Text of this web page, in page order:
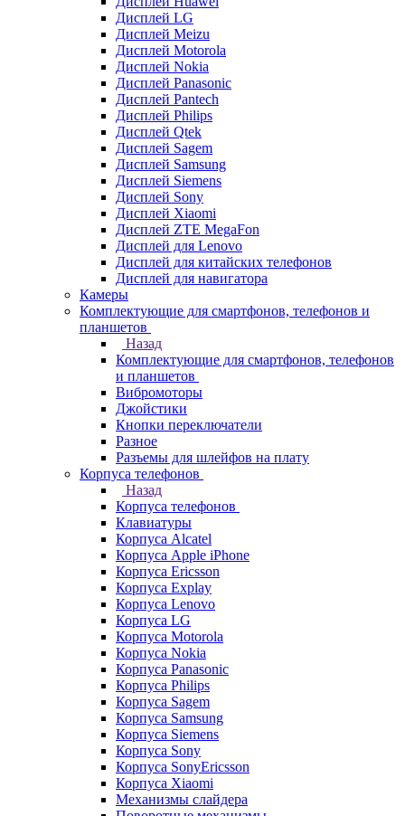
Дисплей LG
Дисплей Meizu
Дисплей Motorola
Дисплей Nokia
Дисплей Panasonic
Дисплей Pantech
Дисплей Philips
Дисплей Qtek
Дисплей Sagem
Дисплей Samsung
Дисплей Siemens
Дисплей Sony
Дисплей Xiaomi
Дисплей ZTE MegaFon
Дисплей для Lenovo
Дисплей для китайских телефонов
Дисплей для навигатора
Камеры
Комплектующие для смартфонов, телефонов и
планшетов
Назад
Комплектующие для смартфонов, телефонов
и планшетов
Вибромоторы
Джойстики
Кнопки переключатели
Разное
Разъемы для шлейфов на плату
Корпуса телефонов
Назад
Корпуса телефонов
Клавиатуры
Корпуса Alcatel
Корпуса Apple iPhone
Корпуса Ericsson
Корпуса Explay
Корпуса Lenovo
Корпуса LG
Корпуса Motorola
Корпуса Nokia
Корпуса Panasonic
Корпуса Philips
Корпуса Sagem
Корпуса Samsung
Корпуса Siemens
Корпуса Sony
Корпуса SonyEricsson
Корпуса Xiaomi
Механизмы слайдера